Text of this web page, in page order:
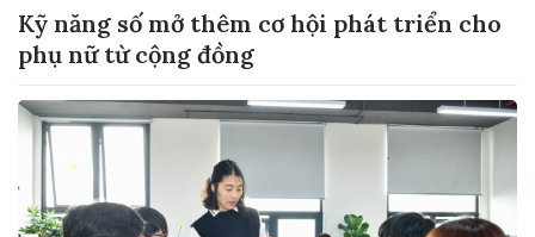
Kỹ năng số mở thêm cơ hội phát triển cho
phụ nữ từ cộng đồng